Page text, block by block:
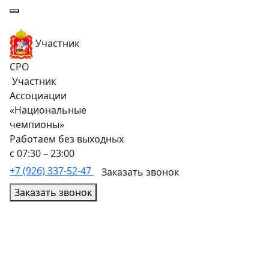
Участник
СРО
Участник
Ассоциации
«Национальные
чемпионы»
Работаем без выходных
с 07:30 – 23:00
+7 (926) 337-52-47
Заказать звонок
Заказать звонок